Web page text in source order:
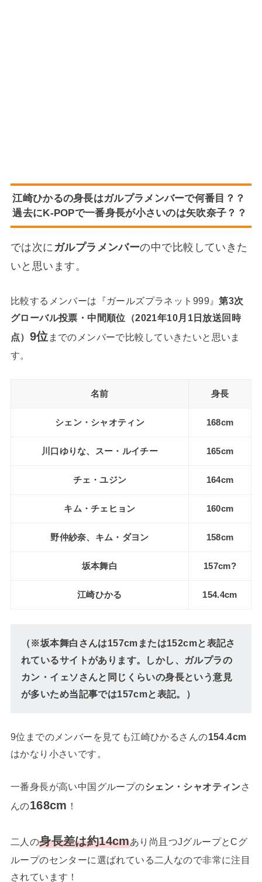
江崎ひかるの身長はガルプラメンバーで何番目？？
過去にK-POPで一番身長が小さいのは矢吹奈子？？
では次に ガルプラメンバーの中で比較していきた
いと思います。
比較するメンバーは『ガールズプラネット999』第3次
グローバル投票・中間順位（2021年10月1日放送回時
点） 9位 までのメンバーで比較していきたいと思いま
す。
名前 身長
シェン・シャオティン 168cm
川口ゆりな、スー・ルイチー 165cm
チェ・ユジン 164cm
キム・チェヒョン 160cm
野仲紗奈、キム・ダヨン 158cm
坂本舞白 157cm?
江崎ひかる 154.4cm
（※坂本舞白さんは157cmまたは152cmと表記さ
れているサイトがあります。しかし、ガルプラの
カン・イェソさんと同じくらいの身長という意見
が多いため当記事では157cmと表記。）
9位までのメンバーを見ても江崎ひかるさんの154.4cm
はかなり小さいです。
一番身長が高い中国グループのシェン・シャオティンさ
んの168cm ！
二人の身長差は約14cmあり尚且つJグループとCグ
ループのセンターに選ばれている二人なので非常に注目
されています！